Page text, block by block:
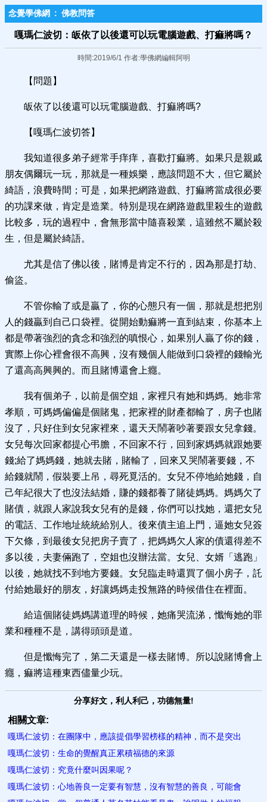
念覺學佛網 : 佛教問答
嘎瑪仁波切：皈依了以後還可以玩電腦遊戲、打痲將嗎？
時間:2019/6/1 作者:學佛網編輯阿明
【問題】
皈依了以後還可以玩電腦遊戲、打痲將嗎?
【嘎瑪仁波切答】
我知道很多弟子經常手痒痒，喜歡打痲將。如果只是親戚
朋友偶爾玩一玩，那就是一種娛樂，應該問題不大，但它屬於
綺語，浪費時間；可是，如果把網路遊戲、打痲將當成很必要
的功課來做，肯定是造業。特別是現在網路遊戲里殺生的遊戲
比較多，玩的過程中，會無形當中隨喜殺業，這雖然不屬於殺
生，但是屬於綺語。
尤其是信了佛以後，賭博是肯定不行的，因為那是打劫、
偷盜。
不管你輸了或是贏了，你的心態只有一個，那就是想把別
人的錢贏到自己口袋裡。從開始動痲將一直到結束，你基本上
都是帶著強烈的貪念和強烈的嗔恨心，如果別人贏了你的錢，
實際上你心裡會很不高興，沒有幾個人能做到口袋裡的錢輸光
了還高高興興的。而且賭博還會上癮。
我有個弟子，以前是個空姐，家裡只有她和媽媽。她非常
孝順，可媽媽偏偏是個賭鬼，把家裡的財產都輸了，房子也賭
沒了，只好住到女兒家裡來，還天天鬧著吵著要跟女兒拿錢。
女兒每次回家都提心弔膽，不回家不行，回到家媽媽就跟她要
錢;給了媽媽錢，她就去賭，賭輸了，回來又哭鬧著要錢，不
給錢就鬧，假裝要上吊，尋死覓活的。女兒不停地給她錢，自
己年紀很大了也沒法結婚，賺的錢都養了賭徒媽媽。媽媽欠了
賭債，就跟人家說我女兒有的是錢，你們可以找她，還把女兒
的電話、工作地址統統給別人。後來債主追上門，逼她女兒簽
下欠條，到最後女兒把房子賣了，把媽媽欠人家的債還得差不
多以後，夫妻倆跑了，空姐也沒辦法當。女兒、女婿「逃跑」
以後，她就找不到地方要錢。女兒臨走時還買了個小房子，託
付給她最好的朋友，好讓媽媽走投無路的時候借住在裡面。
給這個賭徒媽媽講道理的時候，她痛哭流涕，懺悔她的罪
業和種種不是，講得頭頭是道。
但是懺悔完了，第二天還是一樣去賭博。所以說賭博會上
癮，痲將這種東西儘量少玩。
分享好文，利人利己，功德無量!
相關文章:
嘎瑪仁波切：在團隊中，應該提倡學習榜樣的精神，而不是突出
嘎瑪仁波切：生命的覺醒真正累積福德的來源
嘎瑪仁波切：究竟什麼叫因果呢？
嘎瑪仁波切：心地善良一定要有智慧，沒有智慧的善良，可能會